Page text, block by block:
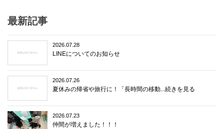
最新記事
2026.07.28
LINEについてのお知らせ
2026.07.26
夏休みの帰省や旅行に！「長時間の移動...続きを見る
2026.07.23
仲間が増えました！！！